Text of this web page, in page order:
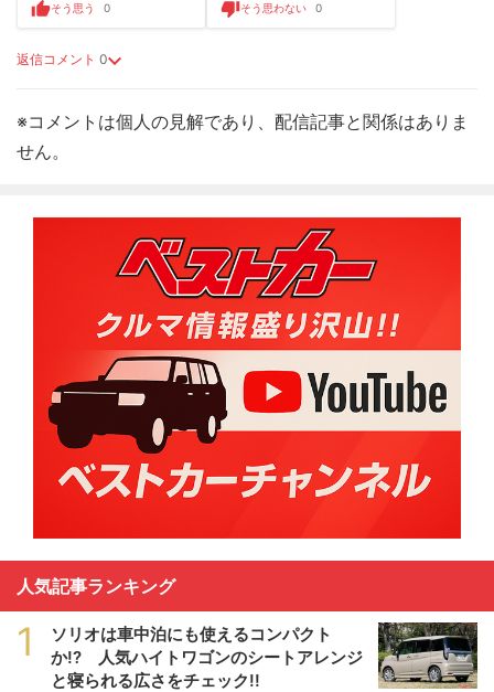
返信コメント 0
そう思う 0 そう思わない 0
※コメントは個人の見解であり、配信記事と関係はありま
せん。
人気記事ランキング
1
ソリオは車中泊にも使えるコンパクト
か!? 人気ハイトワゴンのシートアレンジ
と寝られる広さをチェック!!